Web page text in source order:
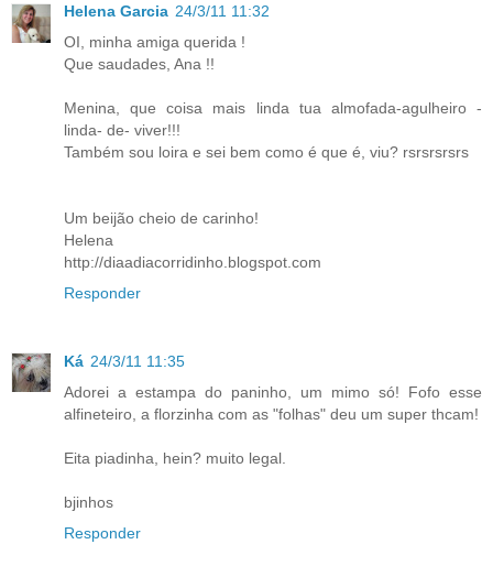
Helena Garcia 24/3/11 11:32
OI, minha amiga querida !
Que saudades, Ana !!
Menina, que coisa mais linda tua almofada-agulheiro -
linda- de- viver!!!
Também sou loira e sei bem como é que é, viu? rsrsrsrsrs
Um beijão cheio de carinho!
Helena
http://diaadiacorridinho.blogspot.com
Responder
Ká 24/3/11 11:35
Adorei a estampa do paninho, um mimo só! Fofo esse
alfineteiro, a florzinha com as "folhas" deu um super thcam!
Eita piadinha, hein? muito legal.
bjinhos
Responder